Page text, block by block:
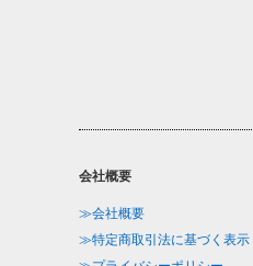
会社概要
≫会社概要
≫特定商取引法に基づく表示